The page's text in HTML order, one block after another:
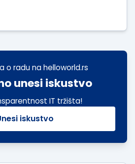
o radu na helloworld.rs
unesi iskustvo
IT tržišta!
iskustvo